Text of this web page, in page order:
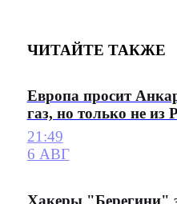
ЧИТАЙТЕ ТАКЖЕ
Европа просит
газ, но только не из
21:49
6 АВГ
Хакеры "Берегини"